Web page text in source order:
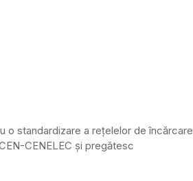
o standardizare a rețelelor de încărcare
CENELEC și pregătesc